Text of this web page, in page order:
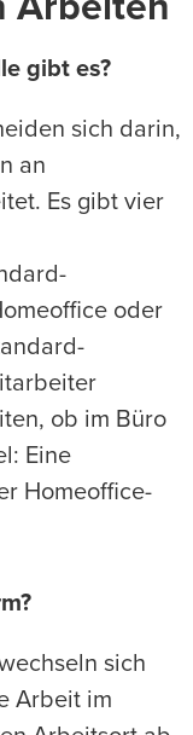
Arbeiten
gibt es?
sich darin,
an
Es gibt vier
oder
ob im Büro
Eine
Homeoffice-
sich
Arbeit im